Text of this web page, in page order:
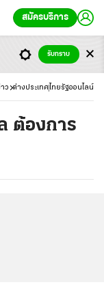
สมัครบริการ
าว ต่างประเทศ ไทยรัฐออนไลน์
ต้องการ
รับทราบ